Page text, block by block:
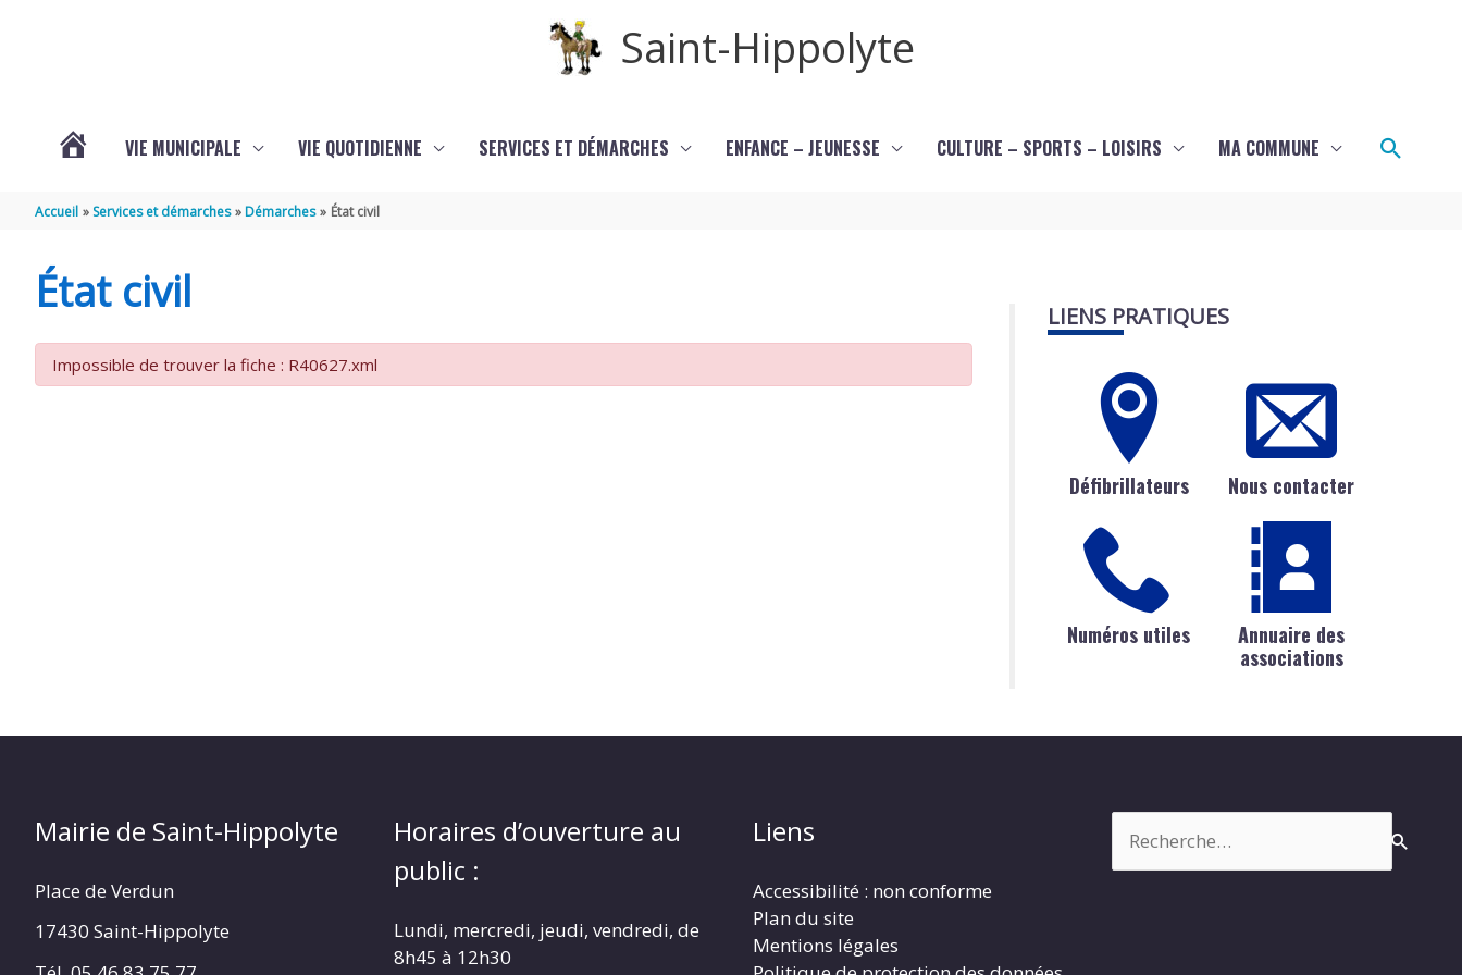
Saint-Hippolyte
SAINT-
VIE MUNICIPALE VIE QUOTIDIENNE SERVICES ET DÉMARCHES ENFANCE – JEUNESSE CULTURE – SPORTS – LOISIRS MA COMMUNE
Accueil Services et démarches Démarches État civil
État civil
Impossible de trouver la fiche : R40627.xml
LIENS PRATIQUES
Défibrillateurs Nous contacter
Numéros utiles
Annuaire des
associations
Mairie de Saint-Hippolyte
Place de Verdun
17430 Saint-Hippolyte
Horaires d’ouverture au
public :
Lundi, mercredi, jeudi, vendredi, de
8h45 à 12h30
Liens
Accessibilité : non conforme
Plan du site
Mentions légales